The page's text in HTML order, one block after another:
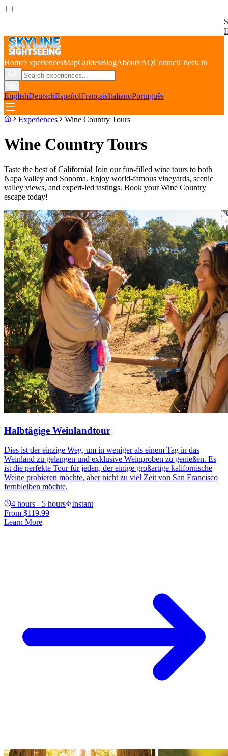
HomeExperiencesMapGuidesBlogAboutFAQContactCheck in
EnglishDeutschEspañolFrançaisItalianoPortuguês
Experiences Wine Country Tours
Wine Country Tours
Taste the best of California! Join our fun-filled wine tours to both
Napa Valley and Sonoma. Enjoy world-famous vineyards, scenic
valley views, and expert-led tastings. Book your Wine Country
escape today!
Halbtägige Weinlandtour
Dies ist der einzige Weg, um in weniger als einem Tag in das
Weinland zu gelangen und exklusive Weinproben zu genießen. Es
ist die perfekte Tour für jeden, der einige großartige kalifornische
Weine probieren möchte, aber nicht zu viel Zeit von San Francisco
fernbleiben möchte.
4 hours - 5 hours
Instant
From $119.99
Learn More